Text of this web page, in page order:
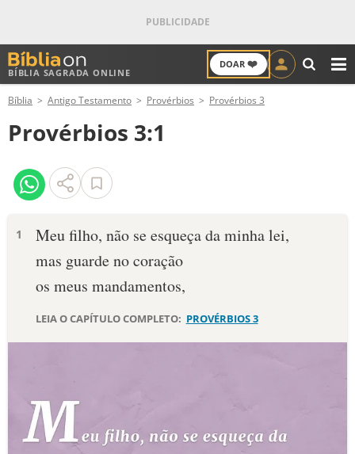
BÍBLIA SAGRADA ONLINE
DOAR ❤️
ANTIGO TESTAMENTO
NOVO TESTAMENTO
VERSÍCULOS
PALAVRA DO DIA
DEVOCIONAL DIÁRIO
ESTUDOS BÍBLICOS
Bíblia Antigo Testamento Provérbios Provérbios 3
Provérbios 3:1
1
Meu filho, não se esqueça da minha lei,
mas guarde no coração
os meus mandamentos,
LEIA O CAPÍTULO COMPLETO: PROVÉRBIOS 3